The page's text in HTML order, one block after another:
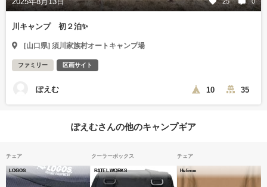
川キャンプ 初２泊✨
[山口県] 須川家族村オートキャンプ場
ファミリー 区画サイト
ぽえむ 10 35
ぽえむさんの他のキャンプギア
チェア
LOGOS
クーラーボックス
RATEL WORKS
チェア
Helinox